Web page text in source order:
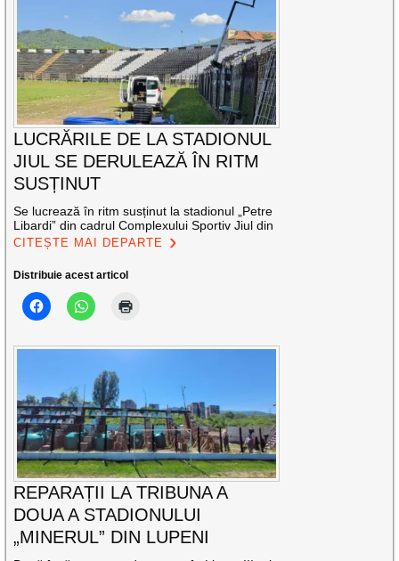
LUCRĂRILE DE LA STADIONUL
JIUL SE DERULEAZĂ ÎN RITM
SUSȚINUT
Se lucrează în ritm susținut la stadionul „Petre
Libardi” din cadrul Complexului Sportiv Jiul din
CITEȘTE MAI DEPARTE
Distribuie acest articol
REPARAȚII LA TRIBUNA A
DOUA A STADIONULUI
„MINERUL” DIN LUPENI